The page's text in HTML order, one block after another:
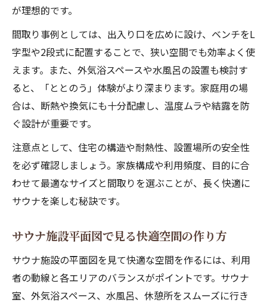
が理想的です。
間取り事例としては、出入り口を広めに設け、ベンチをL
字型や2段式に配置することで、狭い空間でも効率よく使
えます。また、外気浴スペースや水風呂の設置も検討す
ると、「ととのう」体験がより深まります。家庭用の場
合は、断熱や換気にも十分配慮し、温度ムラや結露を防
ぐ設計が重要です。
注意点として、住宅の構造や耐熱性、設置場所の安全性
を必ず確認しましょう。家族構成や利用頻度、目的に合
わせて最適なサイズと間取りを選ぶことが、長く快適に
サウナを楽しむ秘訣です。
サウナ施設平面図で見る快適空間の作り方
サウナ施設の平面図を見て快適な空間を作るには、利用
者の動線と各エリアのバランスがポイントです。サウナ
室、外気浴スペース、水風呂、休憩所をスムーズに行き